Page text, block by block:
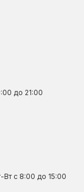
до 21:00
Вт с 8:00 до 15:00